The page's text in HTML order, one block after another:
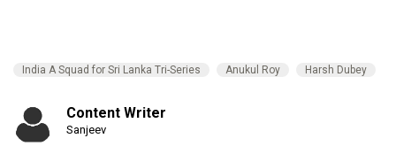
India A Squad for Sri Lanka Tri-Series Anukul Roy Harsh Dubey
Content Writer
Sanjeev